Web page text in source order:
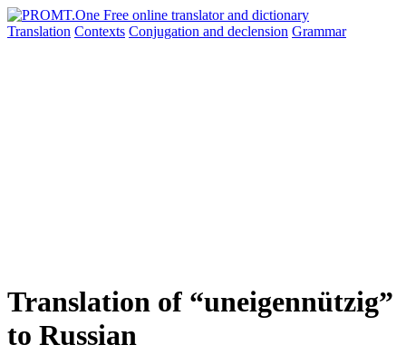
Translation Contexts Conjugation and declension Grammar
Translation of “uneigennützig”
to Russian